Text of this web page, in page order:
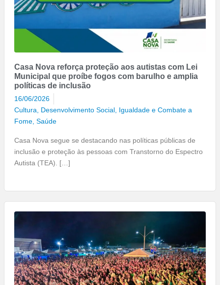
Casa Nova reforça proteção aos autistas com Lei
Municipal que proíbe fogos com barulho e amplia
políticas de inclusão
16/06/2026
Cultura
Desenvolvimento Social, Igualdade e Combate a
Fome, Saúde
Casa Nova segue se destacando nas políticas públicas de
inclusão e proteção às pessoas com Transtorno do Espectro
Autista (TEA). […]